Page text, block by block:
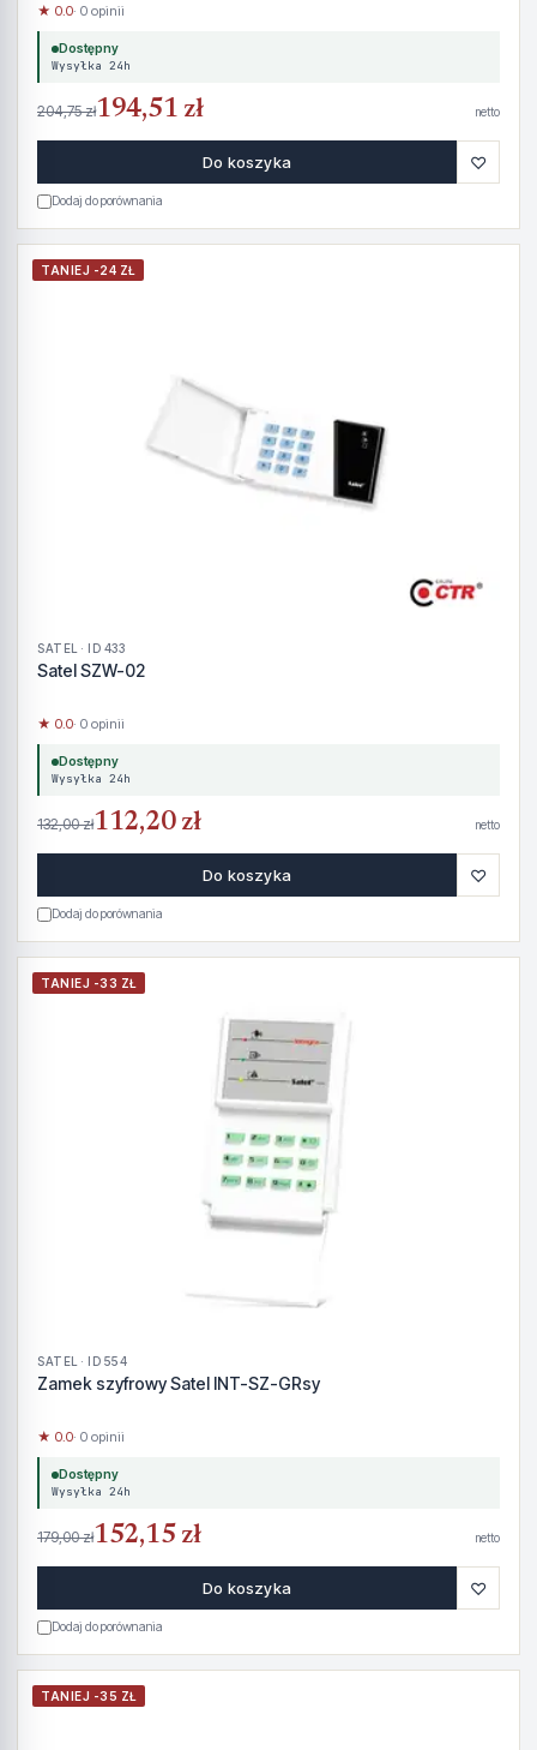
★ 0.0· 0 opinii
Dostępny
Wysyłka 24h
204,75 zł194,51 zł netto
Do koszyka ♡
Dodaj do porównania
TANIEJ -24 ZŁ
SATEL · ID 433
Satel SZW-02
★ 0.0· 0 opinii
Dostępny
Wysyłka 24h
132,00 zł112,20 zł netto
Do koszyka ♡
Dodaj do porównania
TANIEJ -33 ZŁ
SATEL · ID 554
Zamek szyfrowy Satel INT-SZ-GRsy
★ 0.0· 0 opinii
Dostępny
Wysyłka 24h
179,00 zł152,15 zł netto
Do koszyka ♡
Dodaj do porównania
TANIEJ -35 ZŁ